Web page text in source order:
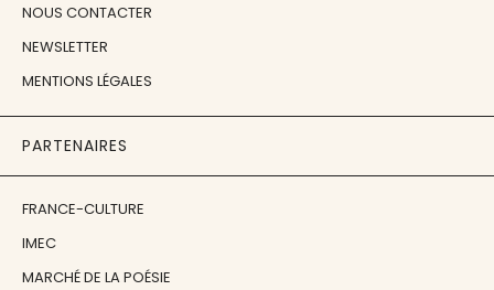
NOUS CONTACTER
NEWSLETTER
MENTIONS LÉGALES
PARTENAIRES
FRANCE-CULTURE
IMEC
MARCHÉ DE LA POÉSIE